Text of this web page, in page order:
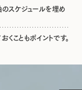
スケジュールを埋め
くこともポイントです。